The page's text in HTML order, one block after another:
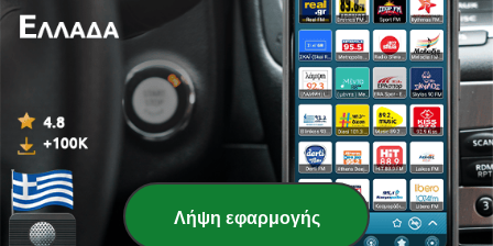
Τα παραμύθια της κυρα-
Ρήνης
On veut des histoires
Λήψη εφαρμογής